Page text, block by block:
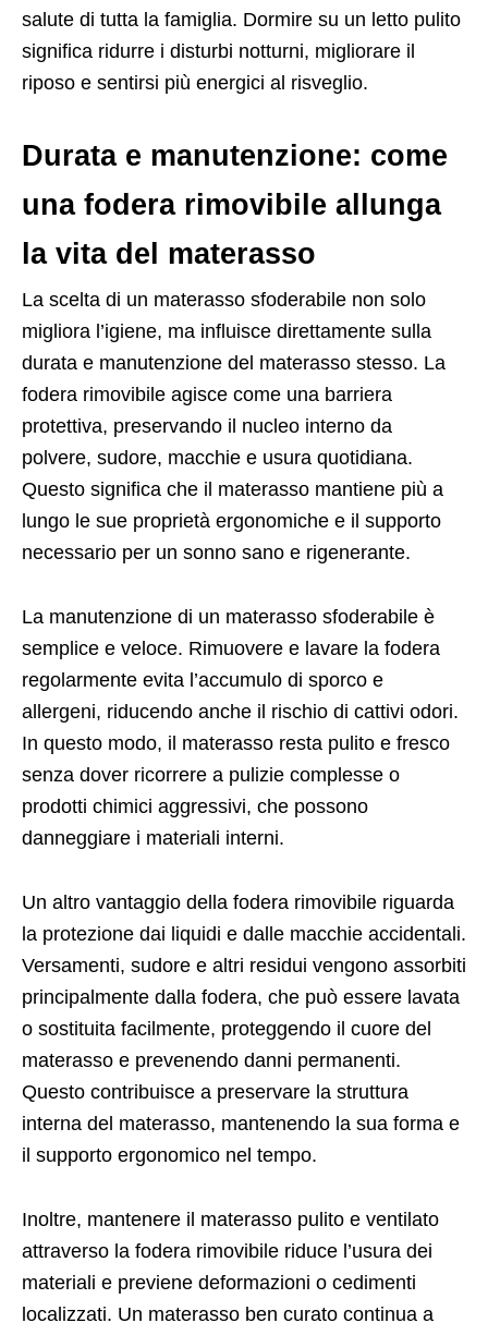
salute di tutta la famiglia. Dormire su un letto pulito
significa ridurre i disturbi notturni, migliorare il
riposo e sentirsi più energici al risveglio.
Durata e manutenzione: come
una fodera rimovibile allunga
la vita del materasso
La scelta di un materasso sfoderabile non solo
migliora l’igiene, ma influisce direttamente sulla
durata e manutenzione del materasso stesso. La
fodera rimovibile agisce come una barriera
protettiva, preservando il nucleo interno da
polvere, sudore, macchie e usura quotidiana.
Questo significa che il materasso mantiene più a
lungo le sue proprietà ergonomiche e il supporto
necessario per un sonno sano e rigenerante.
La manutenzione di un materasso sfoderabile è
semplice e veloce. Rimuovere e lavare la fodera
regolarmente evita l’accumulo di sporco e
allergeni, riducendo anche il rischio di cattivi odori.
In questo modo, il materasso resta pulito e fresco
senza dover ricorrere a pulizie complesse o
prodotti chimici aggressivi, che possono
danneggiare i materiali interni.
Un altro vantaggio della fodera rimovibile riguarda
la protezione dai liquidi e dalle macchie accidentali.
Versamenti, sudore e altri residui vengono assorbiti
principalmente dalla fodera, che può essere lavata
o sostituita facilmente, proteggendo il cuore del
materasso e prevenendo danni permanenti.
Questo contribuisce a preservare la struttura
interna del materasso, mantenendo la sua forma e
il supporto ergonomico nel tempo.
Inoltre, mantenere il materasso pulito e ventilato
attraverso la fodera rimovibile riduce l’usura dei
materiali e previene deformazioni o cedimenti
localizzati. Un materasso ben curato continua a